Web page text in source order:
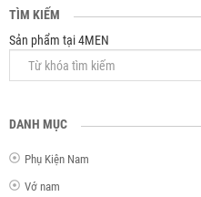
TÌM KIẾM
Sản phẩm tại 4MEN
DANH MỤC
Phụ Kiện Nam
Vớ nam